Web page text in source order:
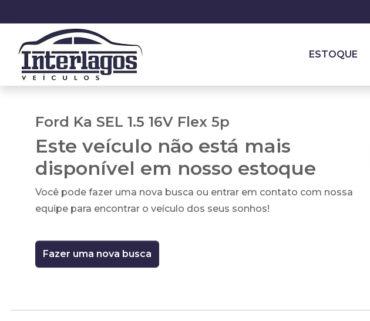
ESTOQUE
Ford Ka SEL 1.5 16V Flex 5p
Este veículo não está mais
disponível em nosso estoque
Você pode fazer uma nova busca ou entrar em contato com nossa
equipe para encontrar o veículo dos seus sonhos!
Fazer uma nova busca